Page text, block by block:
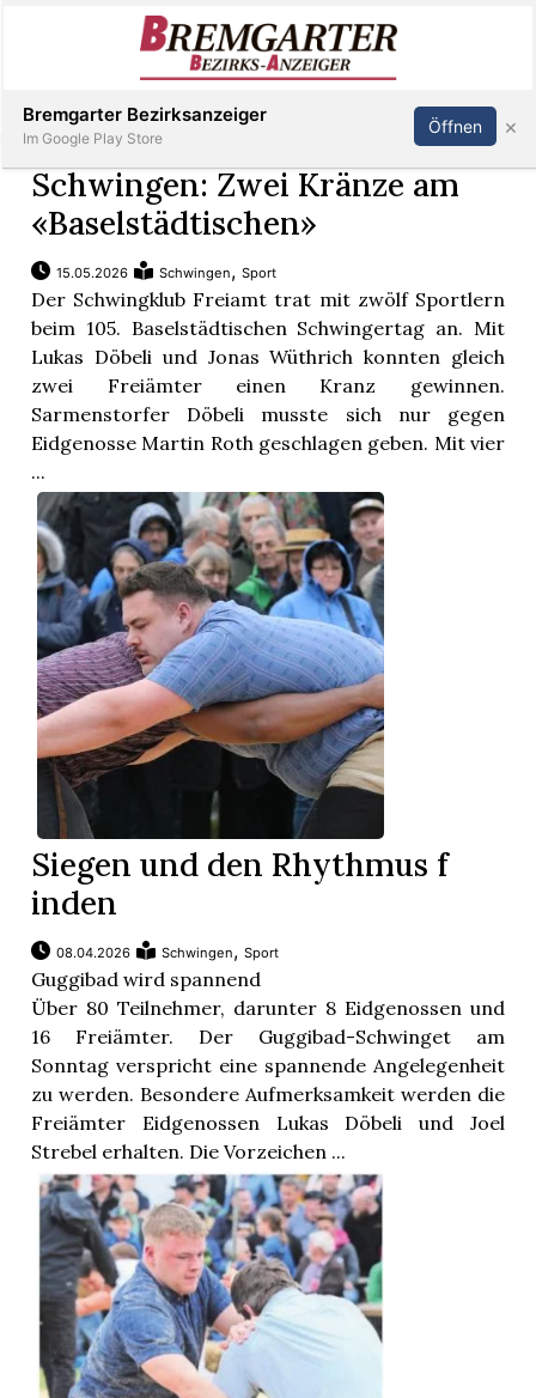
Immobilien
Veranstaltungen
Stellen
E-
Newsletter
App
Bremgarten
Inserieren Abonnieren Anmelden
Schwingen: Zwei Kränze am
«Baselstädtischen»
15.05.2026 Schwingen,Sport
Der Schwingklub Freiamt trat mit zwölf Sportlern
beim 105. Baselstädtischen Schwingertag an. Mit
Lukas Döbeli und Jonas Wüthrich konnten gleich
zwei Freiämter einen Kranz gewinnen.
Sarmenstorfer Döbeli musste sich nur gegen
Eidgenosse Martin Roth geschlagen geben. Mit vier
...
Siegen und den Rhythmus f
inden
08.04.2026 Schwingen,Sport
Guggibad wird spannend
Über 80 Teilnehmer, darunter 8 Eidgenossen und
16 Freiämter. Der Guggibad-Schwinget am
Sonntag verspricht eine spannende Angelegenheit
zu werden. Besondere Aufmerksamkeit werden die
Freiämter Eidgenossen Lukas Döbeli und Joel
Strebel erhalten. Die Vorzeichen ...
Bremgarter Bezirksanzeiger
Im Google Play Store
Öffnen ×